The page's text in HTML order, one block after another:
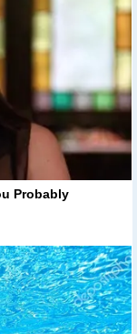
Probably